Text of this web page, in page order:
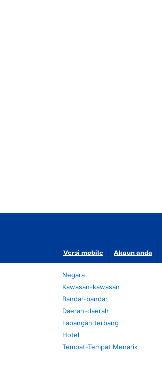
Versi mobile Akaun anda
Negara
Kawasan-kawasan
Bandar-bandar
Daerah-daerah
Lapangan terbang
Hotel
Tempat-Tempat Menarik